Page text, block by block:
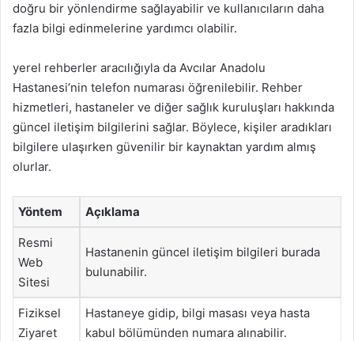
doğru bir yönlendirme sağlayabilir ve kullanıcıların daha
fazla bilgi edinmelerine yardımcı olabilir.
yerel rehberler aracılığıyla da Avcılar Anadolu
Hastanesi’nin telefon numarası öğrenilebilir. Rehber
hizmetleri, hastaneler ve diğer sağlık kuruluşları hakkında
güncel iletişim bilgilerini sağlar. Böylece, kişiler aradıkları
bilgilere ulaşırken güvenilir bir kaynaktan yardım almış
olurlar.
Yöntem Açıklama
Resmi
Web
Sitesi
Hastanenin güncel iletişim bilgileri burada
bulunabilir.
Fiziksel
Ziyaret
Hastaneye gidip, bilgi masası veya hasta
kabul bölümünden numara alınabilir.